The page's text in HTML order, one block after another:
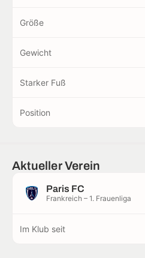
Größe
Gewicht
Starker Fuß
Position
Aktueller Verein
Paris FC
Frankreich – 1. Frauenliga
Im Klub seit